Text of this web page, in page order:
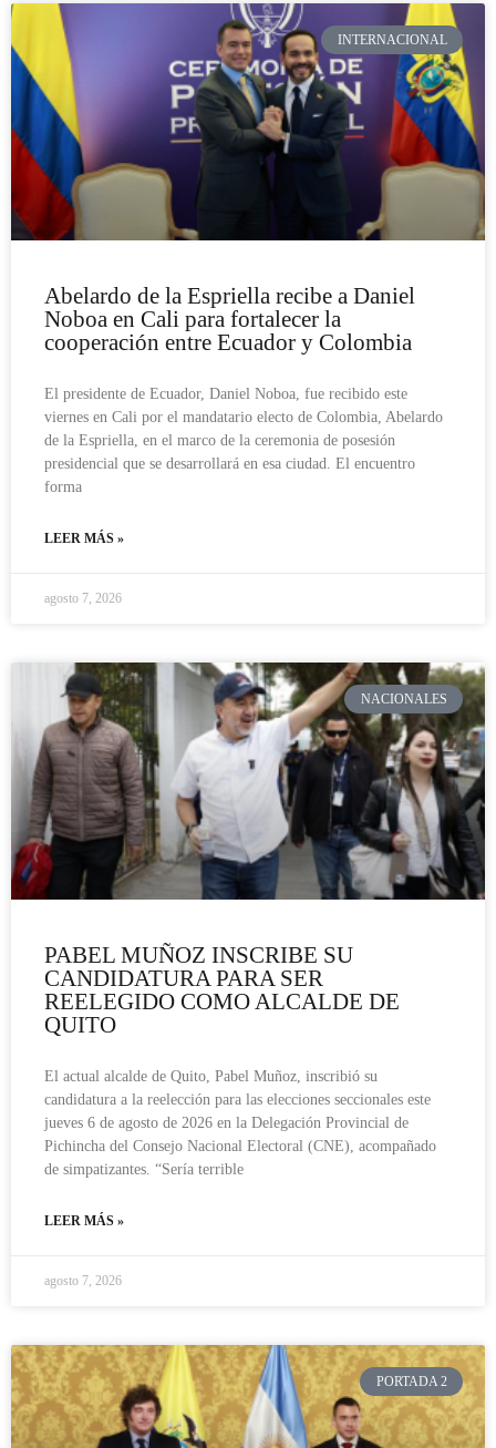
INTERNACIONAL
Abelardo de la Espriella recibe a Daniel
Noboa en Cali para fortalecer la
cooperación entre Ecuador y Colombia
El presidente de Ecuador, Daniel Noboa, fue recibido este
viernes en Cali por el mandatario electo de Colombia, Abelardo
de la Espriella, en el marco de la ceremonia de posesión
presidencial que se desarrollará en esa ciudad. El encuentro
forma
LEER MÁS »
agosto 7, 2026
NACIONALES
PABEL MUÑOZ INSCRIBE SU
CANDIDATURA PARA SER
REELEGIDO COMO ALCALDE DE
QUITO
El actual alcalde de Quito, Pabel Muñoz, inscribió su
candidatura a la reelección para las elecciones seccionales este
jueves 6 de agosto de 2026 en la Delegación Provincial de
Pichincha del Consejo Nacional Electoral (CNE), acompañado
de simpatizantes. “Sería terrible
LEER MÁS »
agosto 7, 2026
PORTADA 2